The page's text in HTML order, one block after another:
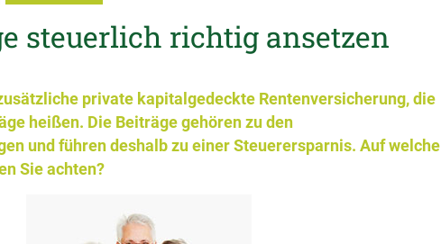
steuerlich richtig ansetzen
private kapitalgedeckte Rentenversicherung, die
heißen. Die Beiträge gehören zu den
und führen deshalb zu einer Steuerersparnis. Auf welche
Sie achten?